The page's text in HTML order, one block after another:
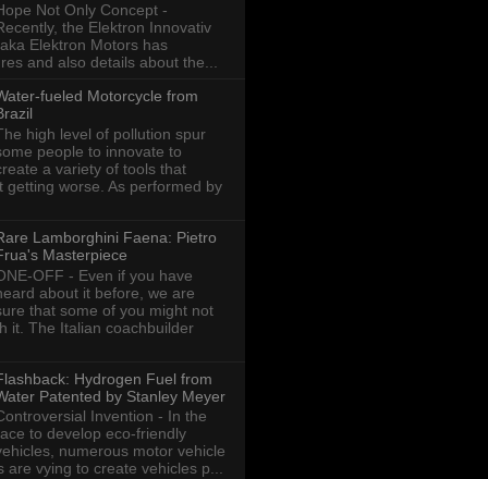
Not Only Concept -
the Elektron Innovativ
Elektron Motors has
and also details about the...
fueled Motorcycle from
high level of pollution spur
people to innovate to
a variety of tools that
getting worse. As performed by
Lamborghini Faena: Pietro
Masterpiece
OFF - Even if you have
about it before, we are
that some of you might not
it. The Italian coachbuilder
Hydrogen Fuel from
Patented by Stanley Meyer
Invention - In the
to develop eco-friendly
numerous motor vehicle
are vying to create vehicles p...